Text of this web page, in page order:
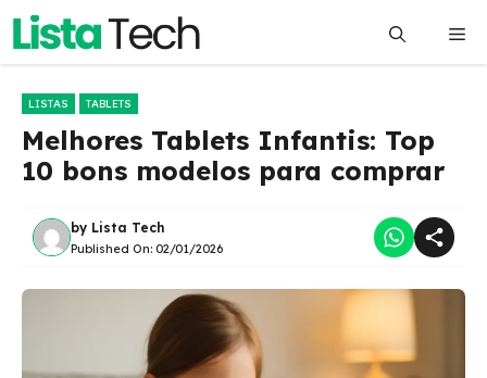
Pular
o
LISTAS TABLETS
Melhores Tablets Infantis: Top
10 bons modelos para comprar
by Lista Tech
Published On: 02/01/2026